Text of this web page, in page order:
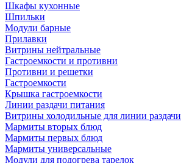
Шкафы кухонные
Шпильки
Модули барные
Прилавки
Витрины нейтральные
Гастроемкости и противни
Противни и решетки
Гастроемкости
Крышка гастроемкости
Линии раздачи питания
Витрины холодильные для линии раздачи
Мармиты вторых блюд
Мармиты первых блюд
Мармиты универсальные
Модули для подогрева тарелок